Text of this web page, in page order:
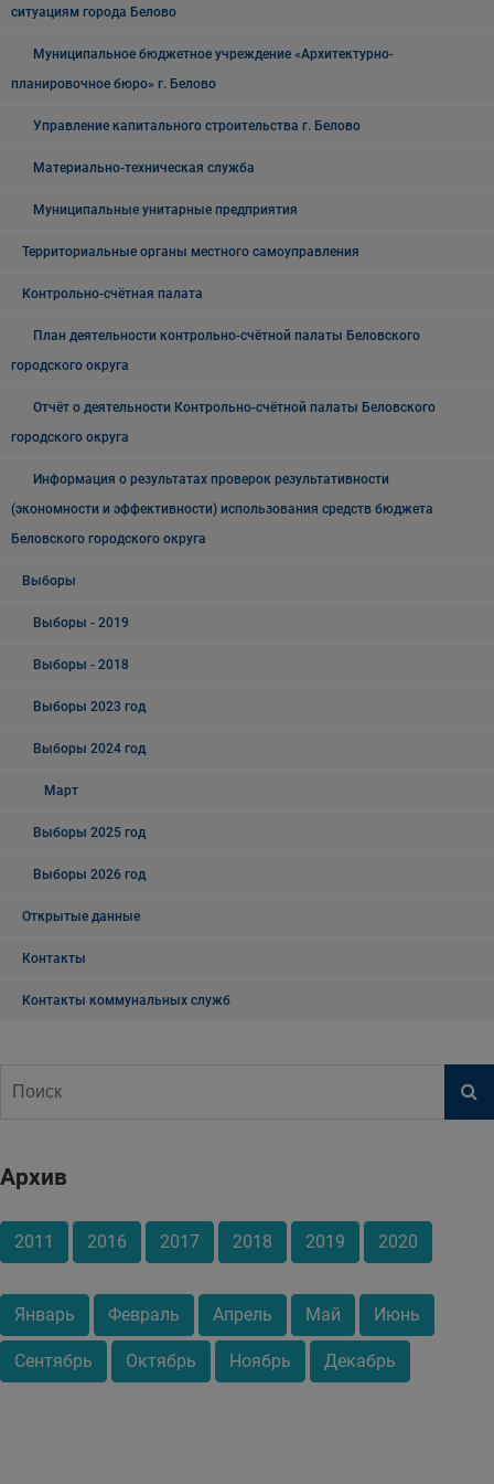
ситуациям города Белово
Муниципальное бюджетное учреждение «Архитектурно-
планировочное бюро» г. Белово
Управление капитального строительства г. Белово
Материально-техническая служба
Муниципальные унитарные предприятия
Территориальные органы местного самоуправления
Контрольно-счётная палата
План деятельности контрольно-счётной палаты Беловского
городского округа
Отчёт о деятельности Контрольно-счётной палаты Беловского
городского округа
Информация о результатах проверок результативности
(экономности и эффективности) использования средств бюджета
Беловского городского округа
Выборы
Выборы - 2019
Выборы - 2018
Выборы 2023 год
Выборы 2024 год
Март
Выборы 2025 год
Выборы 2026 год
Открытые данные
Контакты
Контакты коммунальных служб
Архив
2011 2016 2017 2018 2019 2020
Январь Февраль Апрель Май Июнь
Сентябрь Октябрь Ноябрь Декабрь